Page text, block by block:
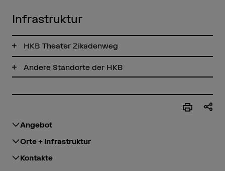
Infrastruktur
HKB Theater Zikadenweg
Andere Standorte der HKB
Angebot
Orte + Infrastruktur
Kontakte